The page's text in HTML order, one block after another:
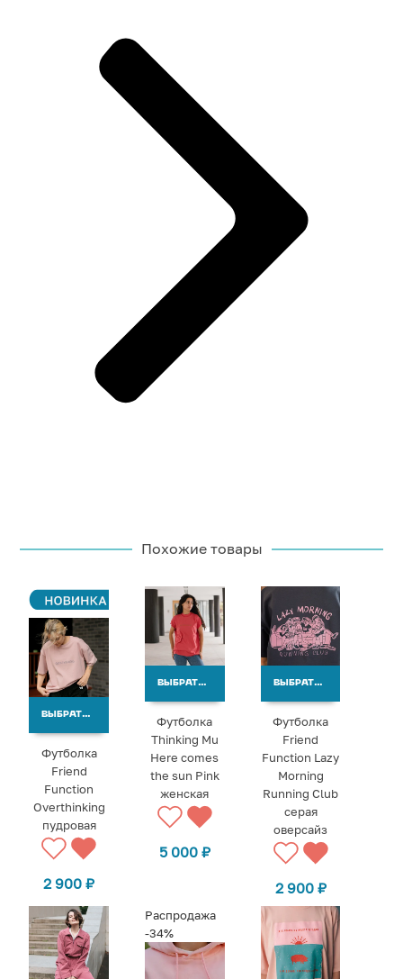
Похожие товары
ВЫБРАТЬ ВАРИАНТЫ
Футболка
Friend
Function
Overthinking
пудровая
2 900₽
ВЫБРАТЬ ВАРИАНТЫ
Футболка
Thinking Mu
Here comes
the sun Pink
женская
5 000 ₽
ВЫБРАТЬ ВАРИАНТЫ
Футболка
Friend
Function Lazy
Morning
Running Club
серая
оверсайз
2 900 ₽
Распродажа
-34%